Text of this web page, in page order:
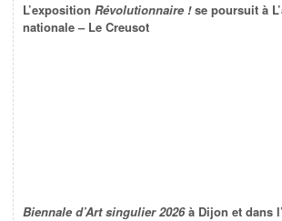
L’exposition Révolutionnaire !se poursuit à
nationale – Le Creusot
Biennale d’Art singulier 2026à Dijon et dans